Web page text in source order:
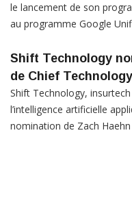
le lancement de son
au programme Google
Shift Technology
de Chief
Shift Technology,
l’intelligence artificielle
nomination de Zach Haehn